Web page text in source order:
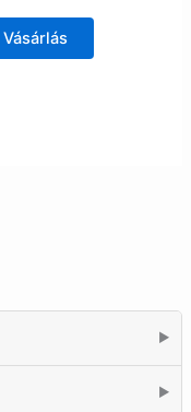
▶
▶
Vásárlás